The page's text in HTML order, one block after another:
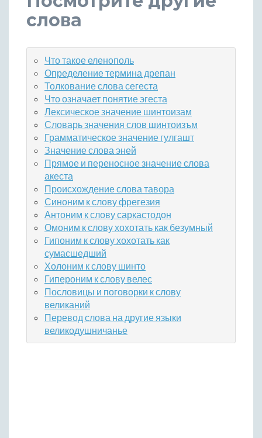
слова
Что такое еленополь
Определение термина дрепан
Толкование слова сегеста
Что означает понятие эгеста
Лексическое значение шинтоизам
Словарь значения слов шинтоизъм
Грамматическое значение гулгашт
Значение слова эней
Прямое и переносное значение слова
акеста
Происхождение слова тавора
Синоним к слову фрегезия
Антоним к слову саркастодон
Омоним к слову хохотать как безумный
Гипоним к слову хохотать как
сумасшедший
Холоним к слову шинто
Гипероним к слову велес
Пословицы и поговорки к слову
великаний
Перевод слова на другие языки
великодушничанье